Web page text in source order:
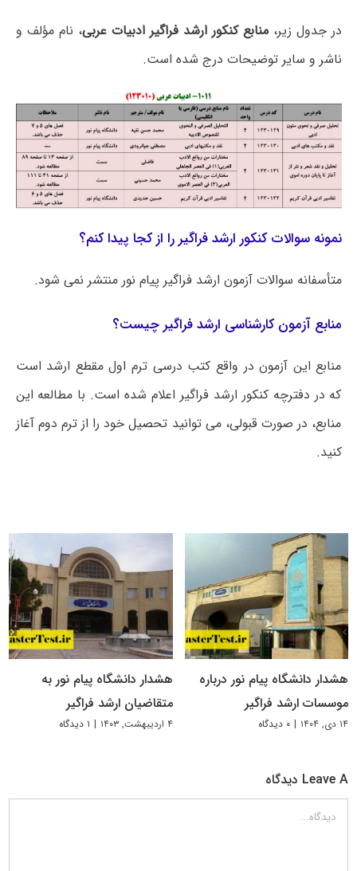
در جدول زیر،منابع کنکور ارشد فراگیر ادبیات عربی، نام مؤلف و
ناشر و سایر توضیحات درج شده است.
نمونه سوالات کنکور ارشد فراگیر را از کجا پیدا کنم؟
متأسفانه سوالات آزمون ارشد فراگیر پیام نور منتشر نمی شود.
منابع آزمون کارشناسی ارشد فراگیر چیست؟
منابع این آزمون در واقع کتب درسی ترم اول مقطع ارشد است
که در دفترچه کنکور ارشد فراگیر اعلام شده است. با مطالعه این
منابع، در صورت قبولی، می توانید تحصیل خود را از ترم دوم آغاز
کنید.
هشدار دانشگاه پیام نور درباره
موسسات ارشد فراگیر
۱۴ دی, ۱۴۰۴ | ۰ دیدگاه
هشدار دانشگاه پیام نور به
متقاضیان ارشد فراگیر
۴ اردیبهشت, ۱۴۰۳ | ۱ دیدگاه
Leave A دیدگاه
دیدگاه